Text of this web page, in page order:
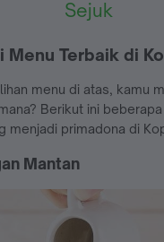
Sejuk
Menu Terbaik di
menu di atas, kamu
Berikut ini
menjadi primadona di
Mantan